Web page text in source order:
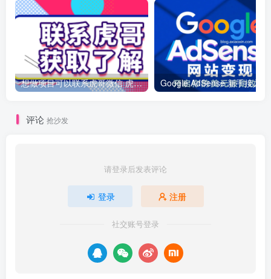
想做项目可以联系虎哥微信 虎哥一对一解答并且远程视频教学
评论 抢沙发
请登录后发表评论
登录 注册
社交账号登录